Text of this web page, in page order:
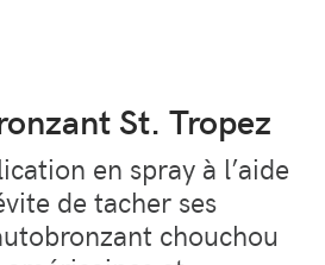
St. Tropez
en spray à l’aide
de tacher ses
chouchou